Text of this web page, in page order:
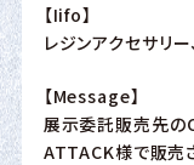
【Iifo】
レジンアクセサリ
【Message】
展示委託販売先
ATTACK様で販売